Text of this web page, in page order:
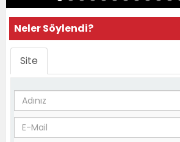
Neler Söylendi?
Site